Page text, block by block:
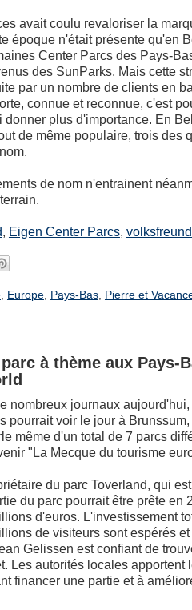
avait coulu revaloriser la
époque n'était présente qu'en
Center Parcs des Pays-
des SunParks. Mais cette
par un nombre de clients en
connue et reconnue, c'est
plus d'importance. En
de même populaire, trois des
de nom n'entrainent
, Eigen Center Parcs,
, Europe, Pays-Bas, Pierre et
à thème aux Pays-
nombreux journaux
pourrait voir le jour à
même d'un total de 7 parcs
"La Mecque du tourisme
du parc Toverland, qui
du parc pourrait être prête en
d'euros. L'investissement
de visiteurs sont espérés
Gelissen est confiant de
Les autorités locales apportent
financer une partie et à